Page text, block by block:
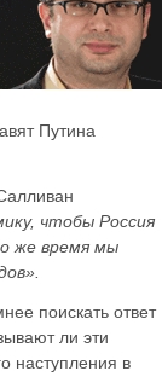
Путина
чтобы Россия
же время мы
поискать ответ
ли эти
наступления в